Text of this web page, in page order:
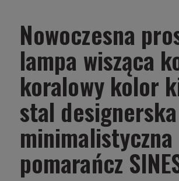
Nowoczesna
lampa wisząca
koralowy kolor
stal designerska
minimalistyczna
pomarańcz